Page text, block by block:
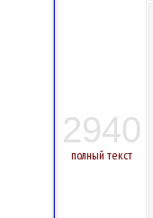
2940
полный текст